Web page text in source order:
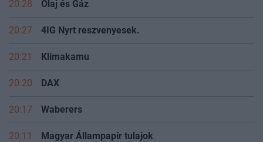
20:28 Olaj és Gáz
20:27 4IG Nyrt reszvenyesek.
20:21 Klímakamu
20:20 DAX
20:17 Waberers
20:11 Magyar Állampapír tulajok